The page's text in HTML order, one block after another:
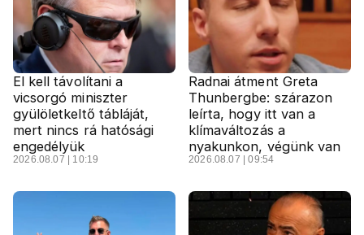
El kell távolítani a
vicsorgó miniszter
gyülöletkeltő tábláját,
mert nincs rá hatósági
engedélyük
2026.08.07 | 10:19
Radnai átment Greta
Thunbergbe: szárazon
leírta, hogy itt van a
klímaváltozás a
nyakunkon, végünk van
2026.08.07 | 09:54